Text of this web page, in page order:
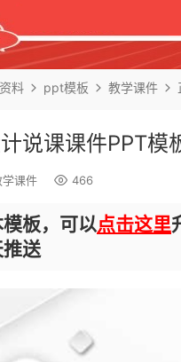
料 ppt模板 教学课件
说课课件PPT模
学课件 466
板，可以点击这里
送